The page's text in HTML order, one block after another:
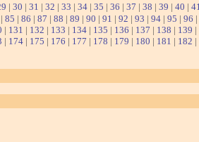
| 30 | 31 | 32 | 33 | 34 | 35 | 36 | 37 | 38 | 39 | 40 | 41
| 85 | 86 | 87 | 88 | 89 | 90 | 91 | 92 | 93 | 94 | 95 | 96 |
| 131 | 132 | 133 | 134 | 135 | 136 | 137 | 138 | 139 |
| 174 | 175 | 176 | 177 | 178 | 179 | 180 | 181 | 182 |